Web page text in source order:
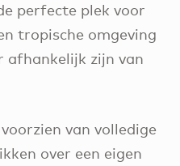
perfecte plek voor
tropische omgeving
afhankelijk zijn van
van volledige
over een eigen